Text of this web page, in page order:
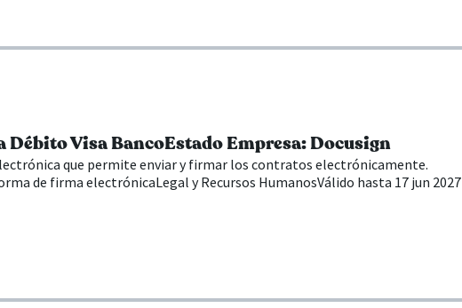
Débito Visa BancoEstado Empresa: Docusign
que permite enviar y firmar los contratos electrónicamente.
de firma electrónicaLegal y Recursos HumanosVálido hasta 17 jun 2027